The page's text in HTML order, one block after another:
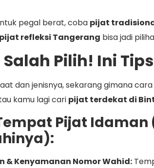
pegal berat, coba pijat
pijat refleksi Tangerang bisa jadi
Pilih! Ini
dan jenisnya, sekarang gimana
kamu lagi cari pijat terdekat di
Pijat
& Kenyamanan Nomor Wahid: